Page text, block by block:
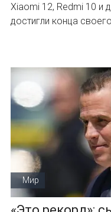
Xiaomi 12, Redmi 10 и
достигли конца
Мир